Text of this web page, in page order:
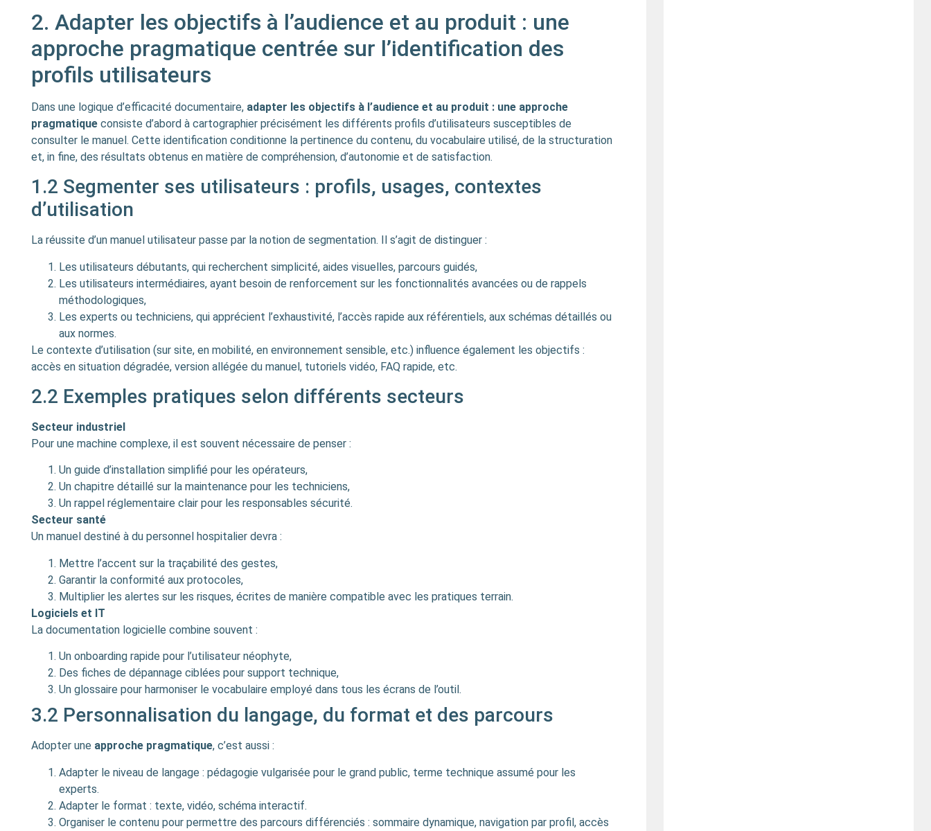
2. Adapter les objectifs à l’audience et au produit : une
approche pragmatique centrée sur l’identification des
profils utilisateurs
Dans une logique d’efficacité documentaire, adapter les objectifs à l’audience et au produit : une approche
pragmatique consiste d’abord à cartographier précisément les différents profils d’utilisateurs susceptibles de
consulter le manuel. Cette identification conditionne la pertinence du contenu, du vocabulaire utilisé, de la structuration
et, in fine, des résultats obtenus en matière de compréhension, d’autonomie et de satisfaction.
1.2 Segmenter ses utilisateurs : profils, usages, contextes
d’utilisation
La réussite d’un manuel utilisateur passe par la notion de segmentation. Il s’agit de distinguer :
Les utilisateurs débutants, qui recherchent simplicité, aides visuelles, parcours guidés,
Les utilisateurs intermédiaires, ayant besoin de renforcement sur les fonctionnalités avancées ou de rappels
méthodologiques,
Les experts ou techniciens, qui apprécient l’exhaustivité, l’accès rapide aux référentiels, aux schémas détaillés ou
aux normes.
Le contexte d’utilisation (sur site, en mobilité, en environnement sensible, etc.) influence également les objectifs :
accès en situation dégradée, version allégée du manuel, tutoriels vidéo, FAQ rapide, etc.
2.2 Exemples pratiques selon différents secteurs
Secteur industriel
Pour une machine complexe, il est souvent nécessaire de penser :
Un guide d’installation simplifié pour les opérateurs,
Un chapitre détaillé sur la maintenance pour les techniciens,
Un rappel réglementaire clair pour les responsables sécurité.
Secteur santé
Un manuel destiné à du personnel hospitalier devra :
Mettre l’accent sur la traçabilité des gestes,
Garantir la conformité aux protocoles,
Multiplier les alertes sur les risques, écrites de manière compatible avec les pratiques terrain.
Logiciels et IT
La documentation logicielle combine souvent :
Un onboarding rapide pour l’utilisateur néophyte,
Des fiches de dépannage ciblées pour support technique,
Un glossaire pour harmoniser le vocabulaire employé dans tous les écrans de l’outil.
3.2 Personnalisation du langage, du format et des parcours
Adopter une approche pragmatique, c’est aussi :
Adapter le niveau de langage : pédagogie vulgarisée pour le grand public, terme technique assumé pour les
experts.
Adapter le format : texte, vidéo, schéma interactif.
Organiser le contenu pour permettre des parcours différenciés : sommaire dynamique, navigation par profil, accès